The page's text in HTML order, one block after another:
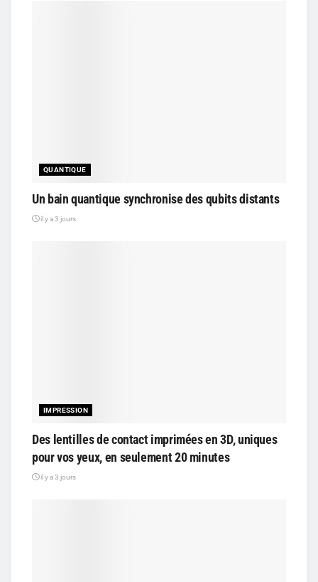
QUANTIQUE
Un bain quantique synchronise des qubits distants
il y a 3 jours
IMPRESSION
Des lentilles de contact imprimées en 3D, uniques
pour vos yeux, en seulement 20 minutes
il y a 3 jours